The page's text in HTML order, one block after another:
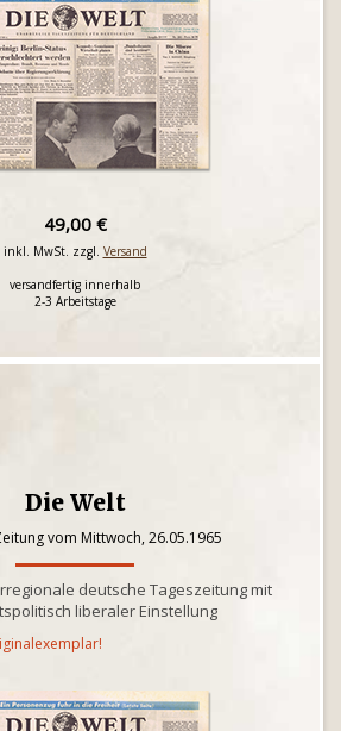
49,00 €
inkl. MwSt. zzgl. Versand
versandfertig innerhalb
2-3 Arbeitstage
Die Welt
vom Mittwoch, 26.05.1965
deutsche Tageszeitung mit
liberaler Einstellung